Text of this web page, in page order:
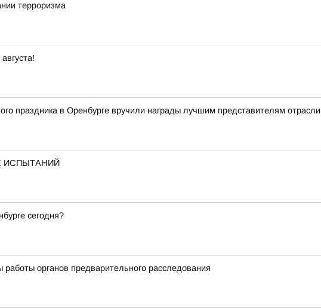
терроризма
праздника в Оренбурге вручили награды лучшим представителям отрасли
ИСПЫТАНИЙ
сегодня?
органов предварительного расследования